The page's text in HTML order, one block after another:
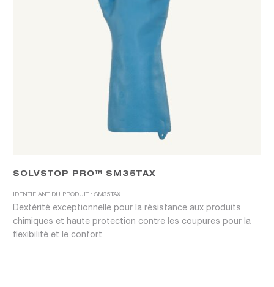
SOLVSTOP PRO™ SM35TAX
IDENTIFIANT DU PRODUIT : SM35TAX
Dextérité exceptionnelle pour la résistance aux produits
chimiques et haute protection contre les coupures pour la
flexibilité et le confort